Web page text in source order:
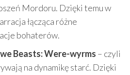
Mordoru. Dzięki temu w
łącząca różne
bohaterów.
Beasts: Were-wyrms – czyli
na dynamikę starć. Dzięki